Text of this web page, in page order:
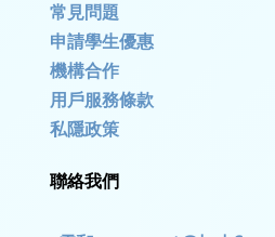
常見問題
申請學生優惠
機構合作
用戶服務條款
私隱政策
聯絡我們